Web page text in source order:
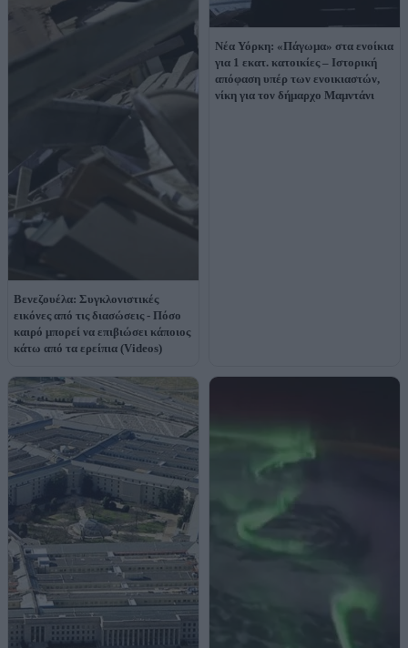
Βενεζουέλα: Συγκλονιστικές
εικόνες από τις διασώσεις - Πόσο
καιρό μπορεί να επιβιώσει κάποιος
κάτω από τα ερείπια (Videos)
Νέα Υόρκη: «Πάγωμα» στα ενοίκια
για 1 εκατ. κατοικίες – Ιστορική
απόφαση υπέρ των ενοικιαστών,
νίκη για τον δήμαρχο Μαμντάνι